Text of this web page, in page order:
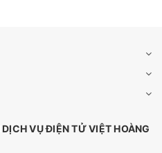
VỤ ĐIỆN TỬ VIỆT HOÀNG